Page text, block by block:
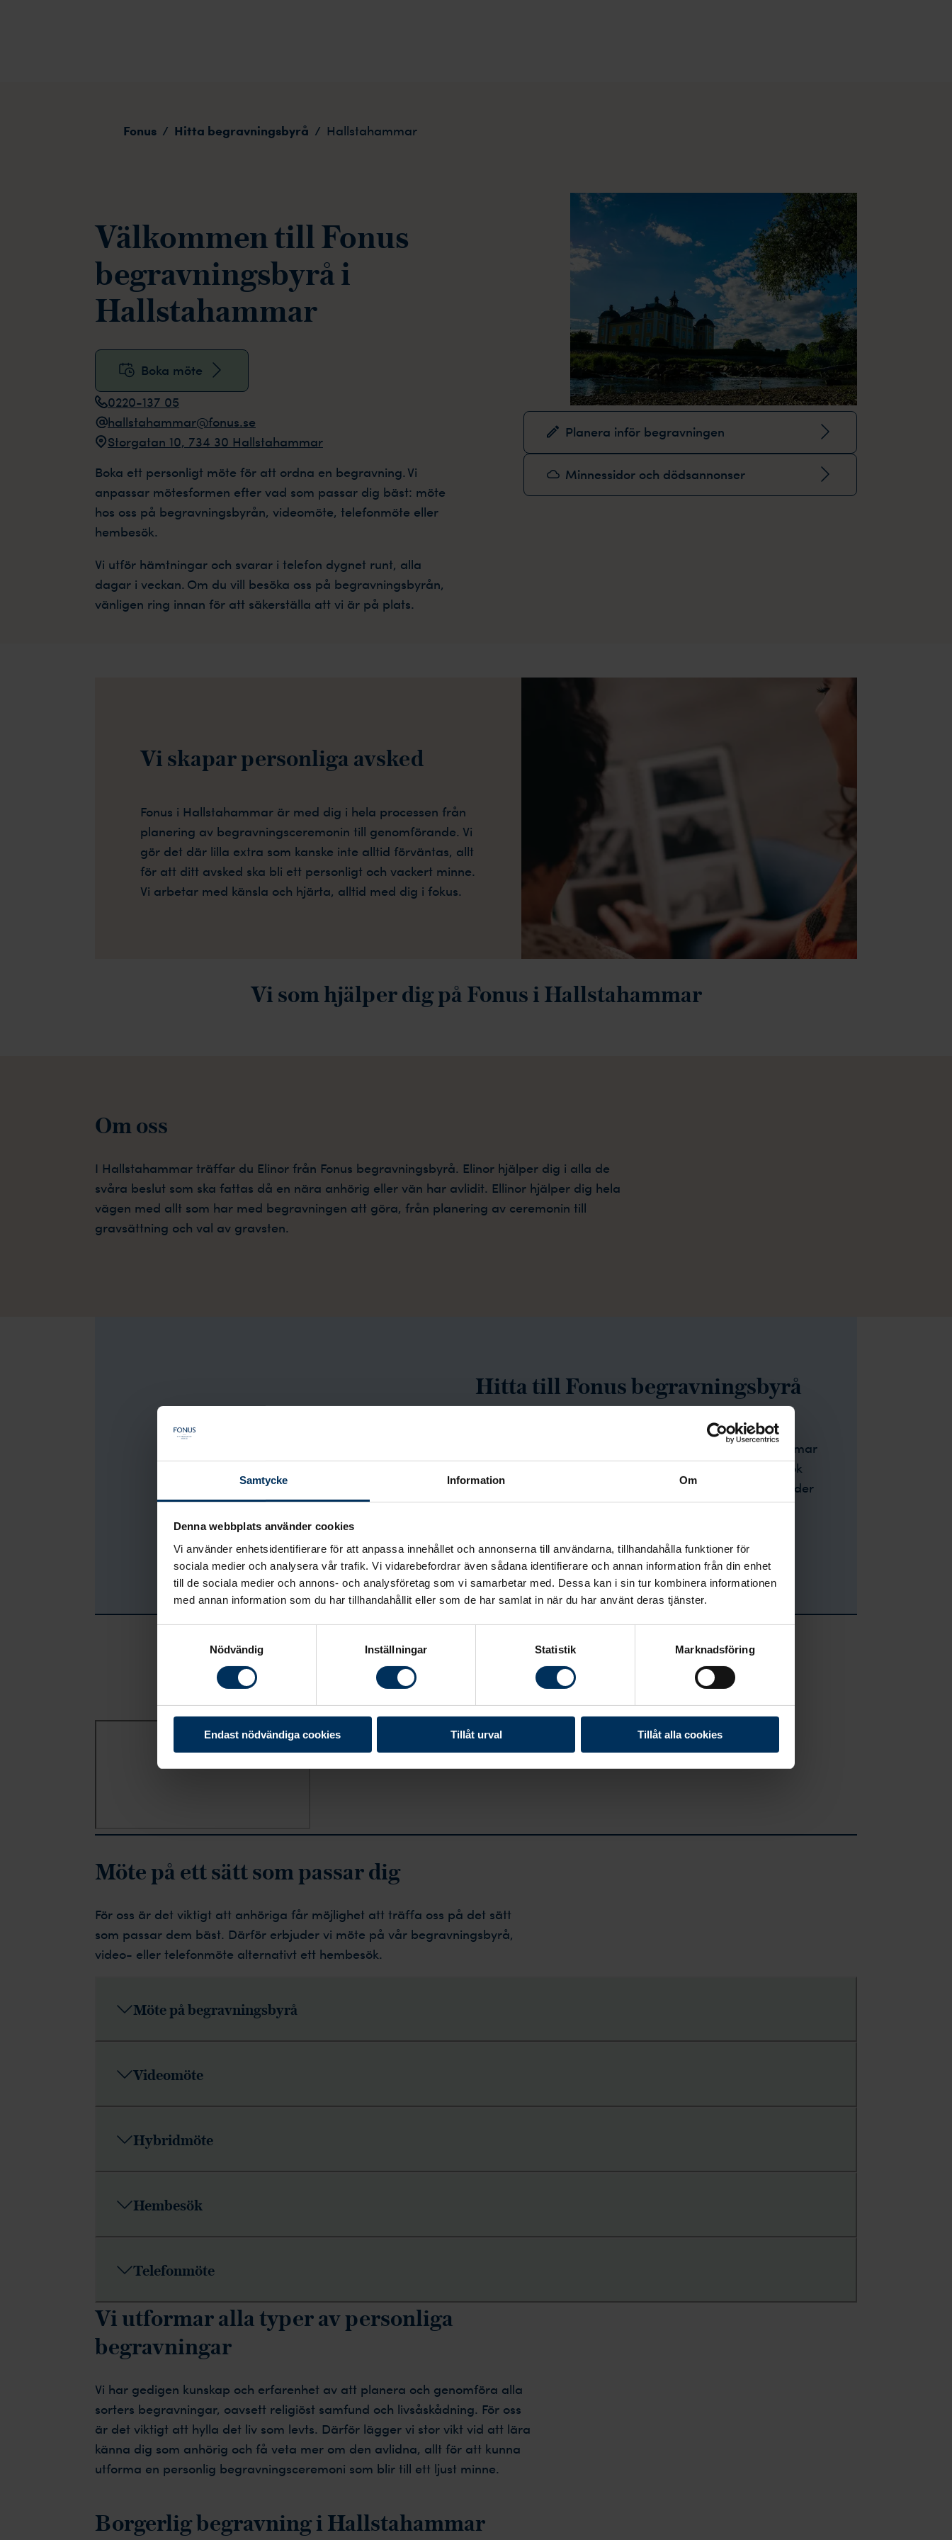
Samtycke Information Om
Denna webbplats använder cookies
Vi använder enhetsidentifierare för att anpassa innehållet och annonserna till användarna, tillhandahålla funktioner för
sociala medier och analysera vår trafik. Vi vidarebefordrar även sådana identifierare och annan information från din enhet
till de sociala medier och annons- och analysföretag som vi samarbetar med. Dessa kan i sin tur kombinera informationen
med annan information som du har tillhandahållit eller som de har samlat in när du har använt deras tjänster.
Nödvändig
Inställningar Statistik Marknadsföring
Endast nödvändiga cookies Tillåt urval Tillåt alla cookies
Fonus / Hitta begravningsbyrå / Hallstahammar
Välkommen till Fonus
begravningsbyrå i
Hallstahammar
Boka möte
0220-137 05
hallstahammar@fonus.se
Storgatan 10, 734 30 Hallstahammar
Boka ett personligt möte för att ordna en begravning. Vi
anpassar mötesformen efter vad som passar dig bäst: möte
hos oss på begravningsbyrån, videomöte, telefonmöte eller
hembesök.
Vi utför hämtningar och svarar i telefon dygnet runt, alla
dagar i veckan. Om du vill besöka oss på begravningsbyrån,
vänligen ring innan för att säkerställa att vi är på plats.
Planera inför begravningen
Minnessidor och dödsannonser
Vi skapar personliga avsked
Fonus i Hallstahammar är med dig i hela processen från
planering av begravningsceremonin till genomförande. Vi
gör det där lilla extra som kanske inte alltid förväntas, allt
för att ditt avsked ska bli ett personligt och vackert minne.
Vi arbetar med känsla och hjärta, alltid med dig i fokus.
Vi som hjälper dig på Fonus i Hallstahammar
Om oss
I Hallstahammar träffar du Elinor från Fonus begravningsbyrå. Elinor hjälper dig i alla de
svåra beslut som ska fattas då en nära anhörig eller vän har avlidit. Ellinor hjälper dig hela
vägen med allt som har med begravningen att göra, från planering av ceremonin till
gravsättning och val av gravsten.
Loading...
Hitta till Fonus begravningsbyrå
i Hallstahammar
Du hittar Fonus begravningsbyrå i centrala Hallstahammar
på Storgatan 10 i Hallstahammar. Vi gör även hembesök
om du så önskar. Vi täcker upp orterna Strömsholm i söder
via Kolbäck, Ramnäs till Virsbo i norr och Surahammar.
Vägbeskrivning
Hoppa över Trustpilot-recensioner
Våra kunder berättar
Möte på ett sätt som passar dig
För oss är det viktigt att anhöriga får möjlighet att träffa oss på det sätt
som passar dem bäst. Därför erbjuder vi möte på vår begravningsbyrå,
video- eller telefonmöte alternativt ett hembesök.
Möte på begravningsbyrå
Videomöte
Hybridmöte
Hembesök
Telefonmöte
Vi utformar alla typer av personliga
begravningar
Vi har gedigen kunskap och erfarenhet av att planera och genomföra alla
sorters begravningar, oavsett religiöst samfund och livsåskådning. För oss
är det viktigt att hylla det liv som levts. Därför lägger vi stor vikt vid att lära
känna dig som anhörig och få veta mer om den avlidna, allt för att kunna
utforma en personlig begravningsceremoni som blir till ett ljust minne.
Borgerlig begravning i Hallstahammar